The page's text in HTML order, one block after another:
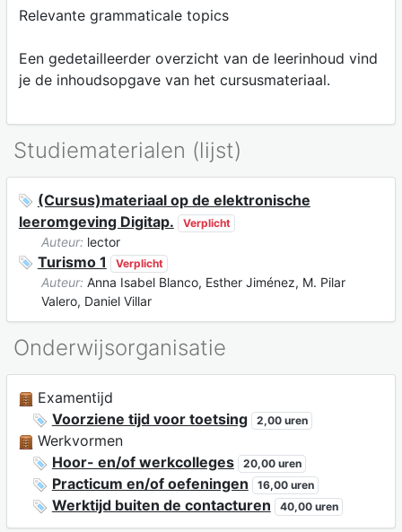
Relevante grammaticale topics
Een gedetailleerder overzicht van de leerinhoud vind
je de inhoudsopgave van het cursusmateriaal.
Studiematerialen (lijst)
(Cursus)materiaal op de elektronische
leeromgeving Digitap.
Verplicht
Auteur: lector
Turismo 1 Verplicht
Auteur: Anna Isabel Blanco, Esther Jiménez, M. Pilar
Valero, Daniel Villar
Onderwijsorganisatie
Examentijd
Voorziene tijd voor toetsing
2,00 uren
Werkvormen
Hoor- en/of werkcolleges
20,00 uren
Practicum en/of oefeningen 16,00 uren
Werktijd buiten de contacturen 40,00 uren